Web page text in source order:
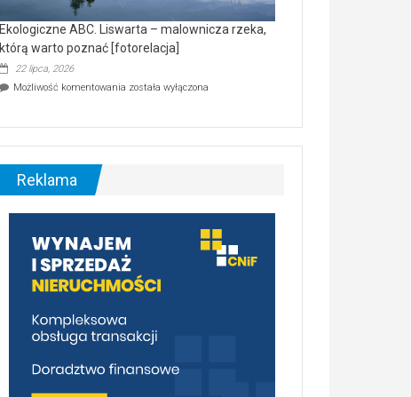
Ekologiczne ABC. Liswarta – malownicza rzeka,
którą warto poznać [fotorelacja]
22 lipca, 2026
Możliwość komentowania Ekologiczne
–
malownicza
[fotorelacja]
została wyłączona
Reklama